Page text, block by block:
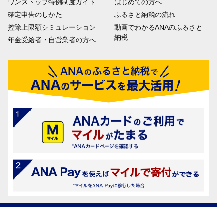
ワンストップ特例制度ガイド
確定申告のしかた
控除上限額シミュレーション
年金受給者・自営業者の方へ
はじめての方へ
ふるさと納税の流れ
動画でわかるANAのふるさと
納税